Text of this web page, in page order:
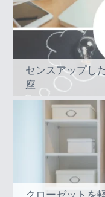
センスアップし
座
クローゼットを